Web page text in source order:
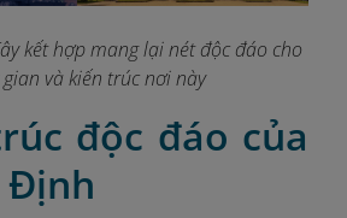
kết hợp mang lại nét độc đáo cho
và kiến trúc nơi này
độc đáo của
Định